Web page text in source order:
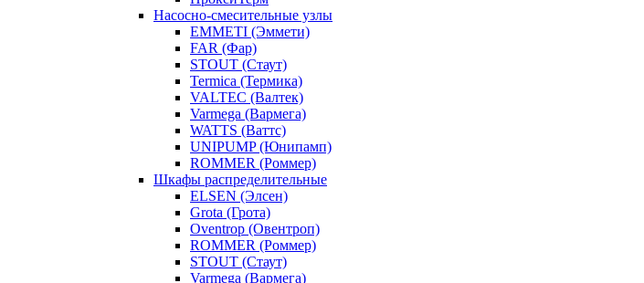
Насосно-смесительные узлы
EMMETI (Эммети)
FAR (Фар)
STOUT (Стаут)
Termica (Термика)
VALTEC (Валтек)
Varmega (Вармега)
WATTS (Ваттс)
UNIPUMP (Юнипамп)
ROMMER (Роммер)
Шкафы распределительные
ELSEN (Элсен)
Grota (Грота)
Oventrop (Овентроп)
ROMMER (Роммер)
STOUT (Стаут)
Varmega (Вармега)